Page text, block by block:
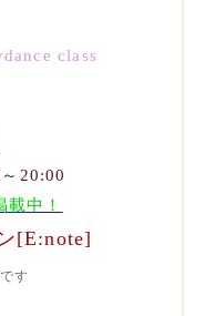
class
20:00
中！
ン[E:note]
す